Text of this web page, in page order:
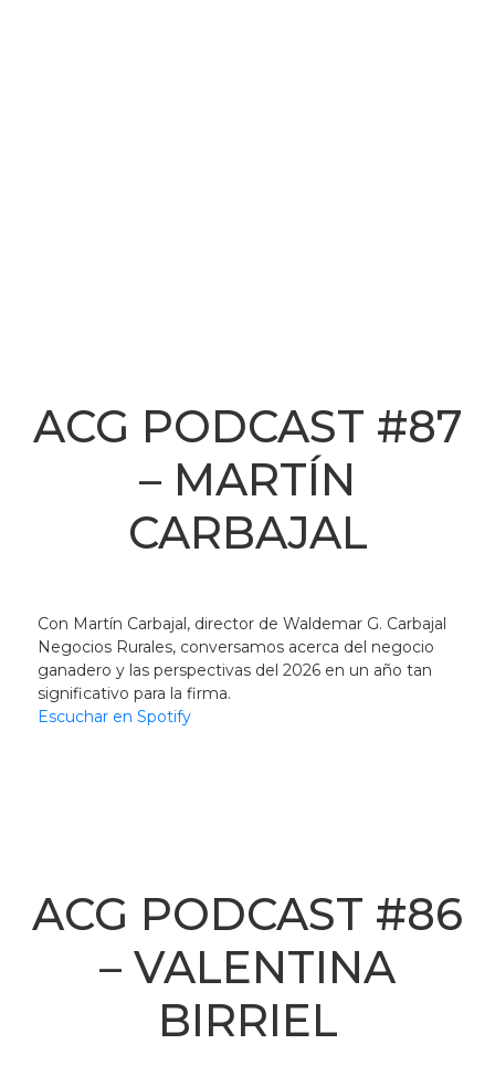
ACG PODCAST #87
– MARTÍN
CARBAJAL
Con Martín Carbajal, director de Waldemar G. Carbajal
Negocios Rurales, conversamos acerca del negocio
ganadero y las perspectivas del 2026 en un año tan
significativo para la firma.
Escuchar en Spotify
ACG PODCAST #86
– VALENTINA
BIRRIEL